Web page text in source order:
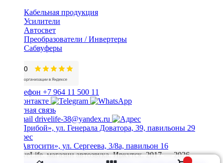
Кабельная продукция
Усилители
Автосвет
Преобразователи / Инвертеры
Сабвуферы
+7 964 11 500 11
Обратная связь
drivelife-38@yandex.ru
ТЦ «Прибой», ул. Генерала Доватора, 39, павильоны 29
ТЦ «Автосити», ул. Сергеева, 3/8а, павильон 16
© DriveLife, магазин автозвука, Иркутск. 2017 — 2026